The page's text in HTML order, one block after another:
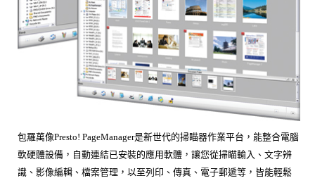
包羅萬像Presto! PageManager是新世代的掃瞄器作業平台，能整合電腦
軟硬體設備，自動連結已安裝的應用軟體，讓您從掃瞄輸入、文字辨
識、影像編輯、檔案管理，以至列印、傳真、電子郵遞等，皆能輕鬆